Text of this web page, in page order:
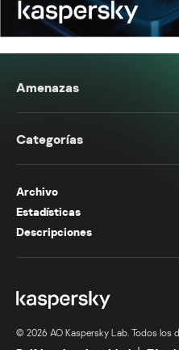
Amenazas
Categorías
Archivo
Estadísticas
Descripciones
© 2026 AO Kaspersky Lab. Todos los